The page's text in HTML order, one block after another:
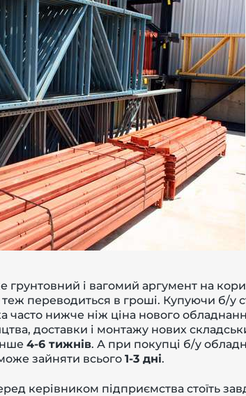
грунтовний і вагомий аргумент на
теж переводиться в гроші. Купуючи б/
часто нижче ніж ціна нового
доставки і монтажу нових
4-6 тижнів. А при покупці б/у
зайняти всього 1-3 дні.
керівником підприємства стоїть